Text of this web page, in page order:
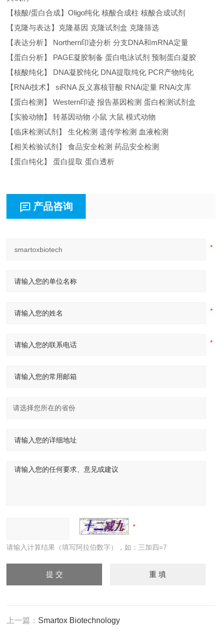
【核酸/蛋白合成】Oligo纯化 核酸合成柱 核酸合成试剂
【克隆与表达】克隆基因 克隆试剂盒 克隆筛选
【表达分析】 Northern印迹分析 分支DNA和mRNA定量
【蛋白分析】 PAGE凝胶制备 蛋白电泳试剂 预制蛋白凝胶
【核酸纯化】 DNA凝胶纯化 DNA提取纯化 PCR产物纯化
【RNAi技术】 siRNA 反义寡核苷酸 RNAi定量 RNAi文库
【蛋白检测】 Western印迹 报告基因检测 蛋白检测试剂盒
【实验动物】 转基因动物 小鼠 大鼠 模式动物
【临床检测试剂】 生化检测 遗传学检测 血液检测
【相关检验试剂】 食品安全检测 药品安全检测
【蛋白纯化】 蛋白提取 蛋白透析
产品咨询
请输入计算结果（填写阿拉伯数字），如：三加四=7
上一篇： Smartox Biotechnology